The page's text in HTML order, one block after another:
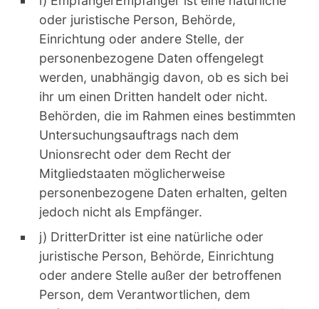
oder juristische Person, Behörde,
Einrichtung oder andere Stelle, der
personenbezogene Daten offengelegt
werden, unabhängig davon, ob es sich bei
ihr um einen Dritten handelt oder nicht.
Behörden, die im Rahmen eines bestimmten
Untersuchungsauftrags nach dem
Unionsrecht oder dem Recht der
Mitgliedstaaten möglicherweise
personenbezogene Daten erhalten, gelten
jedoch nicht als Empfänger.
j) DritterDritter ist eine natürliche oder
juristische Person, Behörde, Einrichtung
oder andere Stelle außer der betroffenen
Person, dem Verantwortlichen, dem